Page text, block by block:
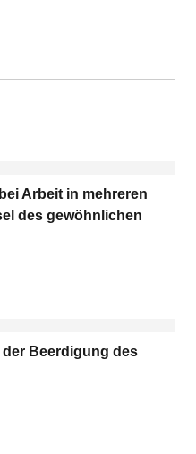
Arbeit in mehreren
des gewöhnlichen
Beerdigung des